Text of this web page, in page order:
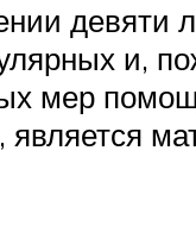
девяти
и,
мер
является